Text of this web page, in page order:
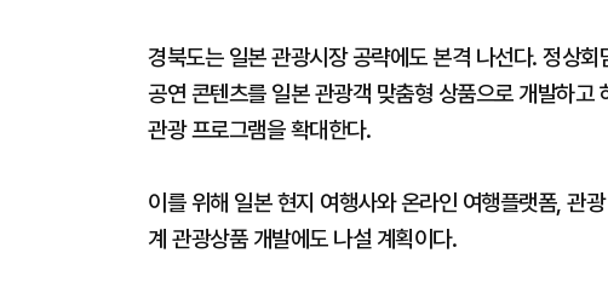
경북도는 일본 관광시장 공략에도 본격 나선다. 정상
공연 콘텐츠를 일본 관광객 맞춤형 상품으로 개발하
관광 프로그램을 확대한다.
이를 위해 일본 현지 여행사와 온라인 여행플랫폼, 관
계 관광상품 개발에도 나설 계획이다.